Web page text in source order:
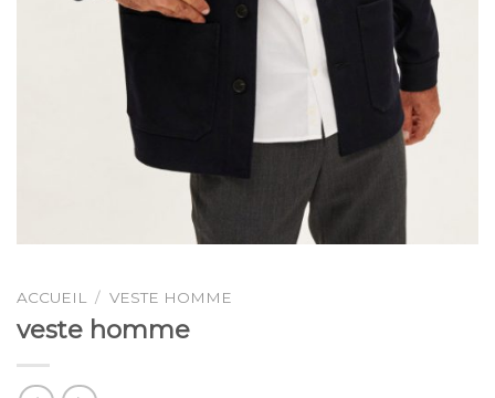
ACCUEIL / VESTE HOMME
veste homme